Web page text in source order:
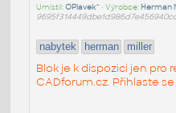
Umístil:OPlavek^ • Výrobce: Herman
nabytek herman miller
Blok je k dispozici jen pro
CADforum.cz. Přihlaste se